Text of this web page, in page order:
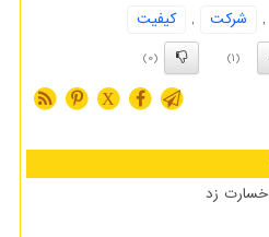
, شركت ,
كیفیت
(1)
(0)
X